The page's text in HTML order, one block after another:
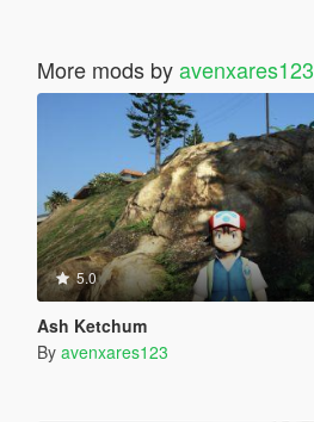
More mods byavenxares123
5.0
Ash Ketchum
By avenxares123